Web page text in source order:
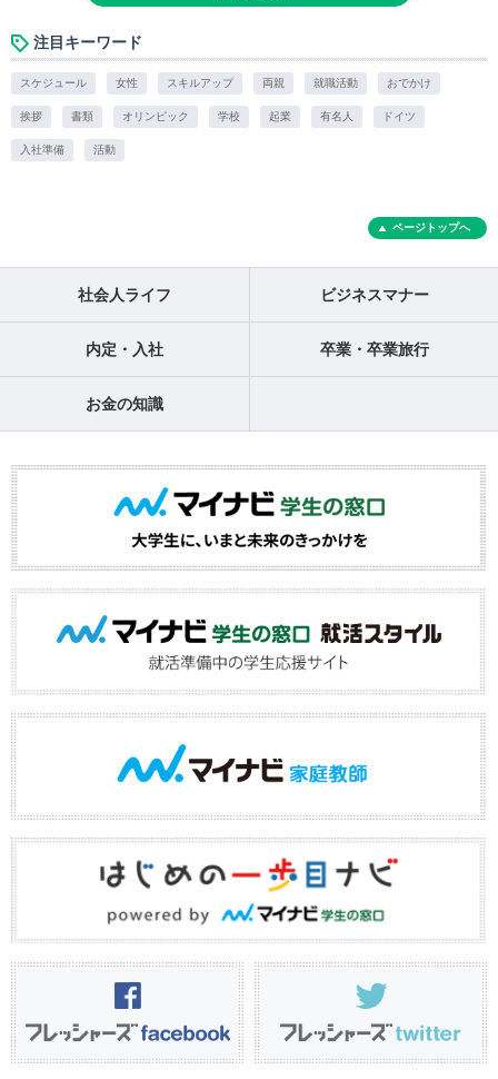
注目キーワード
スケジュール 女性 スキルアップ 両親 就職活動 おでかけ
挨拶 書類 オリンピック 学校 起業 有名人 ドイツ
入社準備 活動
ページトップへ
社会人ライフ ビジネスマナー
内定・入社 卒業・卒業旅行
お金の知識